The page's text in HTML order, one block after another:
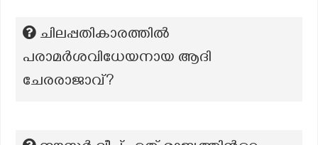
ചിലപ്പതികാരത്തിൽ
പരാമർശവിധേയനായ ആദി
ചേരരാജാവ്?